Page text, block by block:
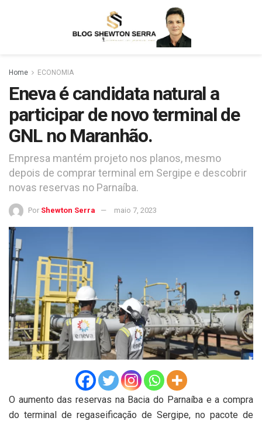
Home ECONOMIA
Eneva é candidata natural a
participar de novo terminal de
GNL no Maranhão.
Empresa mantém projeto nos planos, mesmo
depois de comprar terminal em Sergipe e descobrir
novas reservas no Parnaíba.
Por Shewton Serra maio 7, 2023
O aumento das reservas na Bacia do Parnaíba e a compra
do terminal de regaseificação de Sergipe, no pacote de